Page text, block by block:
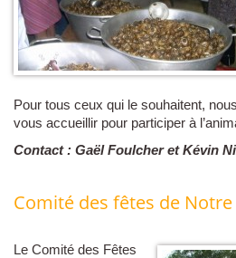
Pour tous ceux qui le souhaitent,
vous accueillir pour participer à
Contact : Gaël Foulcher et Kévin
Comité des fêtes de
Le Comité des Fêtes